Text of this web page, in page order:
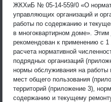
ЖКХиБ № 05-14-559/0 «О
управляющих организаций и
работы по содержанию и
в многоквартирном доме».
рекомендован к применению с 1
расчета нормативной
подрядных организаций
нормы обслуживания на
мест общего пользования
территорий (приложение 3),
содержанию и текущему